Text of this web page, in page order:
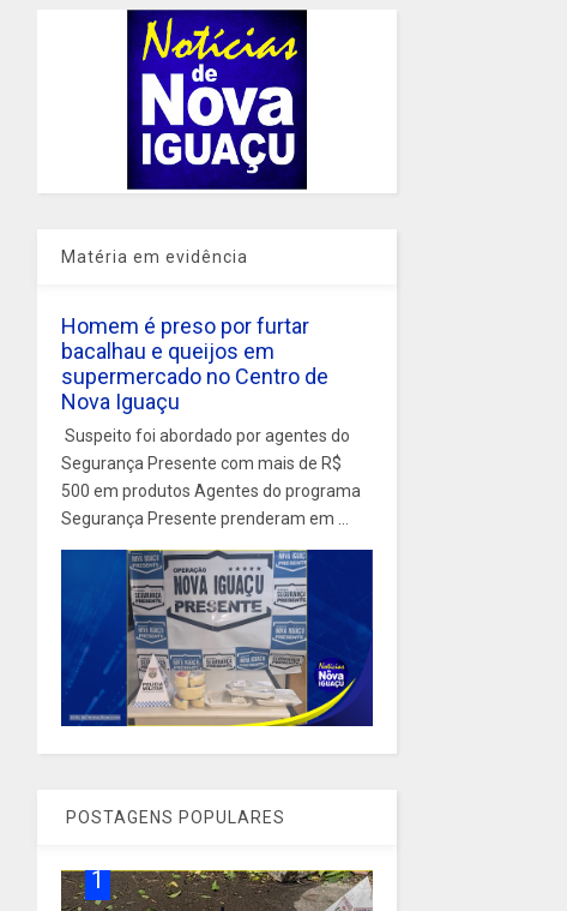
Matéria em evidência
Homem é preso por furtar
bacalhau e queijos em
supermercado no Centro de
Nova Iguaçu
Suspeito foi abordado por agentes do
Segurança Presente com mais de R$
500 em produtos Agentes do programa
Segurança Presente prenderam em ...
POSTAGENS POPULARES
1